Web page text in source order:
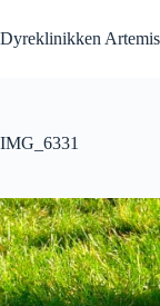
til
indhold
Dyreklinikken Artemis
IMG_6331